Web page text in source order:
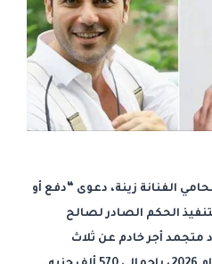
الفنانة زينة، دعوى “دفع أو
الحكم الصادر لصالح
متجمد أجر خادم عن ثلاث